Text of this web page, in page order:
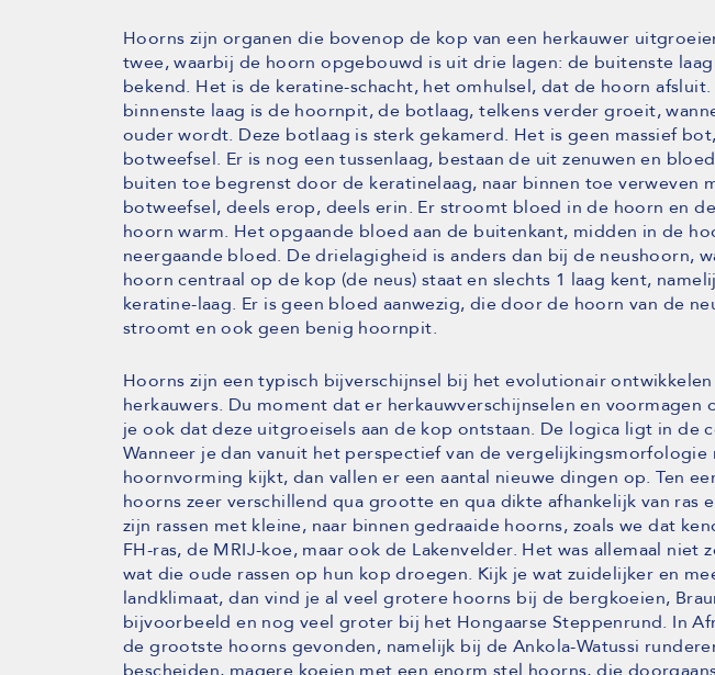
Hoorns zijn organen die bovenop de kop van een herkauwer
twee, waarbij de hoorn opgebouwd is uit drie lagen: de buitenste
bekend. Het is de keratine-schacht, het omhulsel, dat de hoorn afsluit.
binnenste laag is de hoornpit, de botlaag, telkens verder groeit,
ouder wordt. Deze botlaag is sterk gekamerd. Het is geen massief
botweefsel. Er is nog een tussenlaag, bestaan de uit zenuwen en
buiten toe begrenst door de keratinelaag, naar binnen toe verweven
botweefsel, deels erop, deels erin. Er stroomt bloed in de hoorn en
hoorn warm. Het opgaande bloed aan de buitenkant, midden in de
neergaande bloed. De drielagigheid is anders dan bij de neushoorn,
hoorn centraal op de kop (de neus) staat en slechts 1 laag kent,
keratine-laag. Er is geen bloed aanwezig, die door de hoorn van de
stroomt en ook geen benig hoornpit.
Hoorns zijn een typisch bijverschijnsel bij het evolutionair ontwikkelen
herkauwers. Du moment dat er herkauwverschijnselen en voormagen
je ook dat deze uitgroeisels aan de kop ontstaan. De logica ligt in de
Wanneer je dan vanuit het perspectief van de vergelijkingsmorfologie
hoornvorming kijkt, dan vallen er een aantal nieuwe dingen op. Ten
hoorns zeer verschillend qua grootte en qua dikte afhankelijk van ras
zijn rassen met kleine, naar binnen gedraaide hoorns, zoals we dat
FH-ras, de MRIJ-koe, maar ook de Lakenvelder. Het was allemaal niet
wat die oude rassen op hun kop droegen. Kijk je wat zuidelijker en
landklimaat, dan vind je al veel grotere hoorns bij de bergkoeien,
bijvoorbeeld en nog veel groter bij het Hongaarse Steppenrund. In
de grootste hoorns gevonden, namelijk bij de Ankola-Watussi